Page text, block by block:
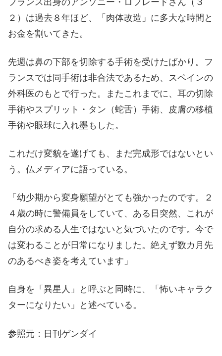
２）は過去８年ほど、「肉体改造」に多大な時間と
お金を割いてきた。
先週は鼻の下部を切除する手術を受けたばかり。フ
ランスでは同手術は非合法であるため、スペインの
外科医のもとで行った。またこれまでに、耳の切除
手術やスプリット・タン（蛇舌）手術、皮膚の移植
手術や眼球に入れ墨もした。
これだけ変貌を遂げても、まだ完成形ではないとい
う。仏メディアに語っている。
「幼少期から変身願望がとても強かったのです。２
４歳の時に警備員をしていて、ある日突然、これが
自分の求める人生ではないと気づいたのです。今で
は変わることが日常になりました。絶えず数カ月先
のあるべき姿を考えています」
自身を「異星人」と呼ぶと同時に、「怖いキャラク
ターになりたい」と述べている。
参照元：日刊ゲンダイ